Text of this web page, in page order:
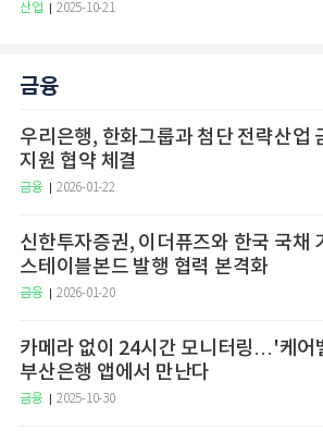
산업 2025-10-21
금융
우리은행, 한화그룹과 첨단 전략산업
지원 협약 체결
금융 2026-01-22
신한투자증권, 이더퓨즈와 한국 국채
스테이블본드 발행 협력 본격화
금융 2026-01-20
카메라 없이 24시간 모니터링…'케어
부산은행 앱에서 만난다
금융 2025-10-30